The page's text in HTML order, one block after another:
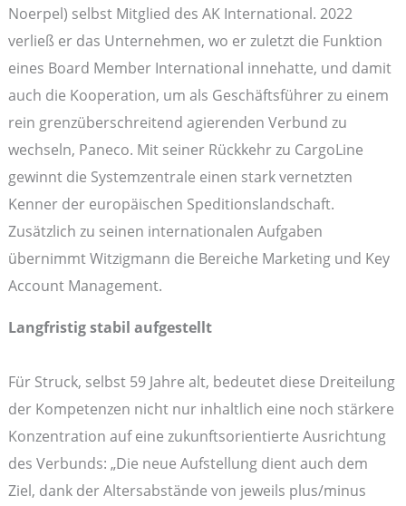
Noerpel) selbst Mitglied des AK International. 2022
verließ er das Unternehmen, wo er zuletzt die Funktion
eines Board Member International innehatte, und damit
auch die Kooperation, um als Geschäftsführer zu einem
rein grenzüberschreitend agierenden Verbund zu
wechseln, Paneco. Mit seiner Rückkehr zu CargoLine
gewinnt die Systemzentrale einen stark vernetzten
Kenner der europäischen Speditionslandschaft.
Zusätzlich zu seinen internationalen Aufgaben
übernimmt Witzigmann die Bereiche Marketing und Key
Account Management.
Langfristig stabil aufgestellt
Für Struck, selbst 59 Jahre alt, bedeutet diese Dreiteilung
der Kompetenzen nicht nur inhaltlich eine noch stärkere
Konzentration auf eine zukunftsorientierte Ausrichtung
des Verbunds: „Die neue Aufstellung dient auch dem
Ziel, dank der Altersabstände von jeweils plus/minus